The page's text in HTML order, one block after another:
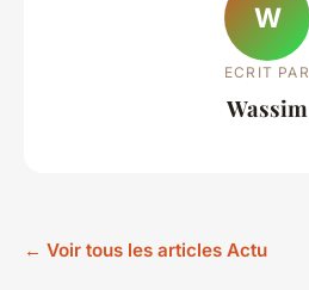
W
ECRIT PAR
Wassim
← Voir tous les articles Actu